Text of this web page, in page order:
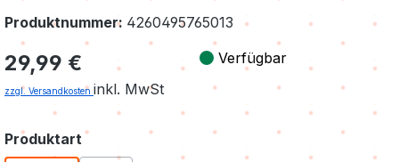
Produktnummer: 4260495765013
Regulärer Preis:
29,99 €
zzgl. Versandkosten inkl. MwSt
Verfügbar
Produktartauswählen